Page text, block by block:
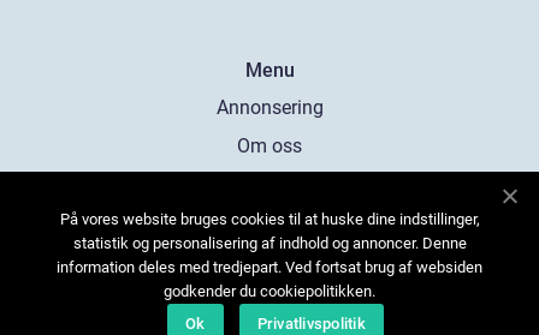
Menu
Annonsering
Om oss
Kontakta oss
Sitemap
På vores website bruges cookies til at huske dine indstillinger,
statistik og personalisering af indhold og annoncer. Denne
information deles med tredjepart. Ved fortsat brug af websiden
godkender du cookiepolitikken.
Ok
Privatlivspolitik